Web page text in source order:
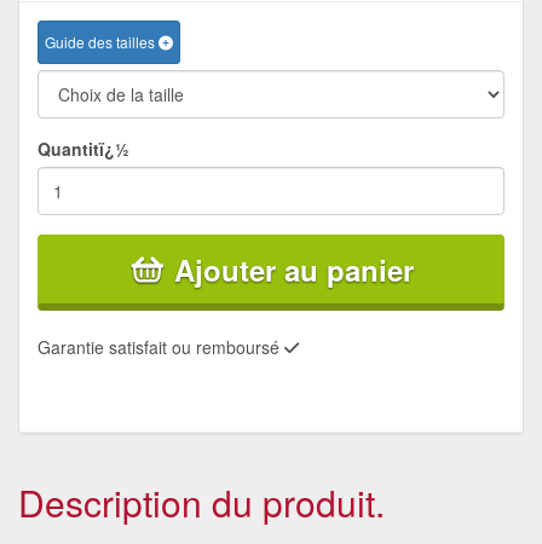
Guide des tailles
Quantitï¿½
Ajouter au panier
Garantie satisfait ou remboursé
Description du produit.